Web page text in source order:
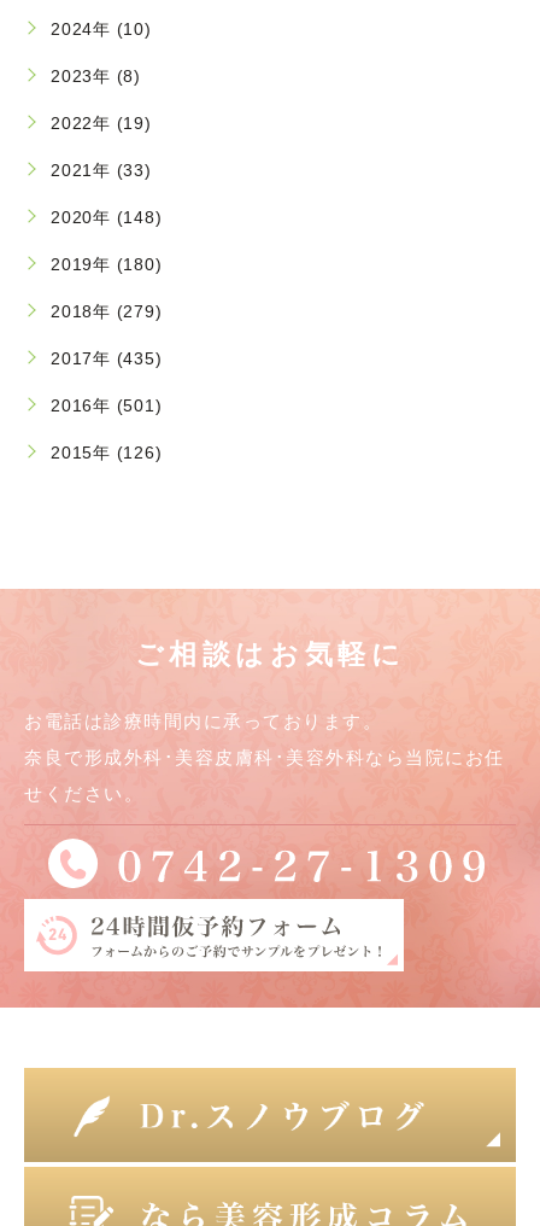
2024年 (10)
2023年 (8)
2022年 (19)
2021年 (33)
2020年 (148)
2019年 (180)
2018年 (279)
2017年 (435)
2016年 (501)
2015年 (126)
ご相談はお気軽に
お電話は診療時間内に承っております。
奈良で形成外科･美容皮膚科･美容外科なら当院にお任
せください。